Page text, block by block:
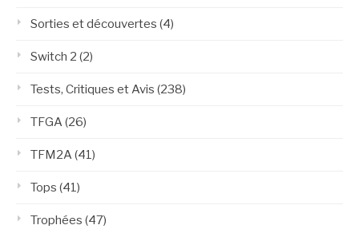
Sorties et découvertes (4)
Switch 2 (2)
Tests, Critiques et Avis (238)
TFGA(26)
TFM2A(41)
Tops (41)
Trophées (47)